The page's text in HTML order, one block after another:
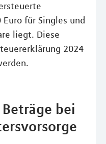
für Singles und
liegt. Diese
2024
bei